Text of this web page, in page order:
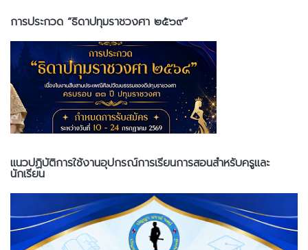
การประกวด “ธิดาปทุมราชวงศา ๒๕๖๙”
แนวปฏิบัติการใช้งานอุปกรณ์การเรียนการสอนสำหรับครูและ
นักเรียน